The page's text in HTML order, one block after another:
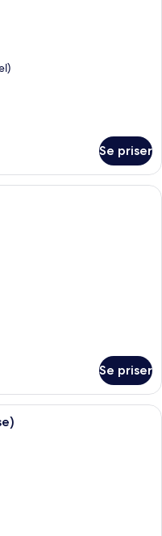
Se priser
poolområde med två pooler,
Se priser
poolområde med två pooler,